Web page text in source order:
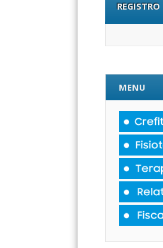
REGISTRO
MENU